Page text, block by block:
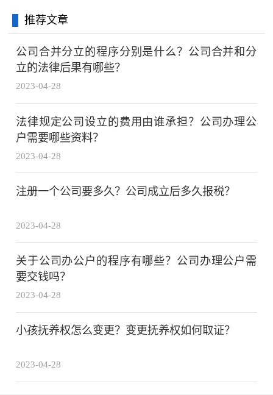
推荐文章
公司合并分立的程序分别是什么？公司合并和分
立的法律后果有哪些？
2023-04-28
法律规定公司设立的费用由谁承担？公司办理公
户需要哪些资料？
2023-04-28
注册一个公司要多久？公司成立后多久报税？
2023-04-28
关于公司办公户的程序有哪些？公司办理公户需
要交钱吗？
2023-04-28
小孩抚养权怎么变更？变更抚养权如何取证？
2023-04-28